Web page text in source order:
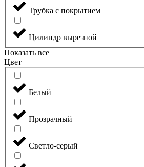
Трубка с покрытием
Цилиндр вырезной
Показать все
Цвет
Белый
Прозрачный
Светло-серый